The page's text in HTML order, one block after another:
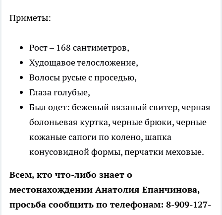
Приметы:
Рост – 168 сантиметров,
Худощавое телосложение,
Волосы русые с проседью,
Глаза голубые,
Был одет: бежевый вязаный свитер, черная
болоньевая куртка, черные брюки, черные
кожаные сапоги по колено, шапка
конусовидной формы, перчатки меховые.
Всем, кто что-либо знает о
местонахождении Анатолия Епанчинова,
просьба сообщить по телефонам: 8-909-127-